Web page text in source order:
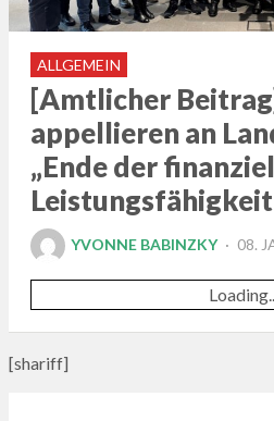
ALLGEMEIN
[Amtlicher
appellieren an
„Ende der
YVONNE BABINZKY 08.
[shariff]